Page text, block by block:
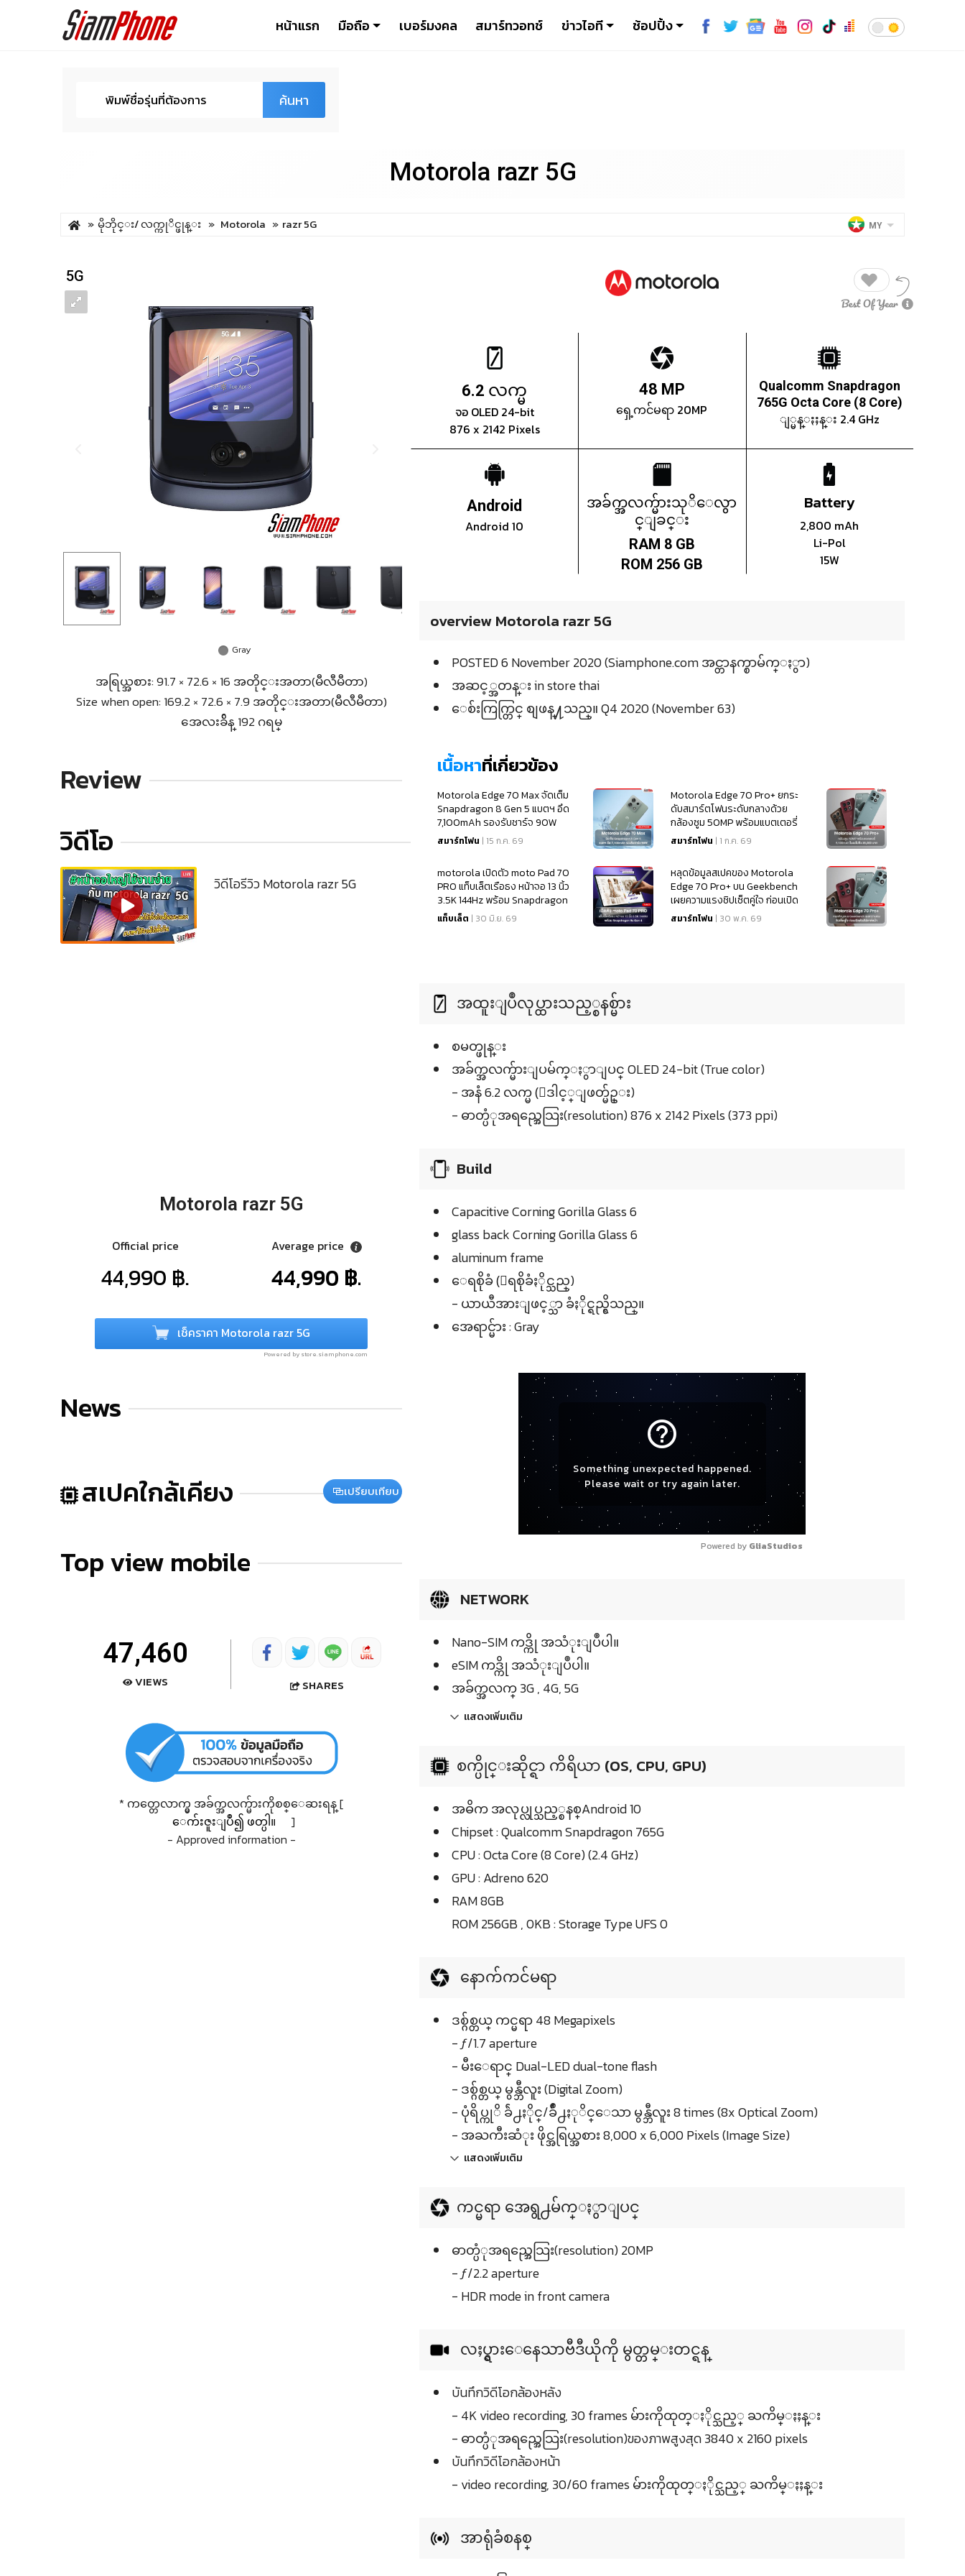
หน้าแรก มือถือ เบอร์มงคล สมาร์ทวอทช์ ข่าวไอที ช้อปปิ้ง
ค้นหา
Motorola razr 5G
မိုဘိုင္း/ လက္ကုိင္ဖုန္း Motorola razr 5G MY
5G
Gray
အရြယ္အစား: 91.7 × 72.6 × 16 အတိုင္းအတာ(မီလီမီတာ)
Size when open: 169.2 × 72.6 × 7.9 အတိုင္းအတာ(မီလီမီတာ)
အေလးခ်ိန္ 192 ဂရမ္
Review
วิดีโอ
วิดีโอรีวิว Motorola razr 5G
Motorola razr 5G
Official price
44,990 ฿.
Average price
44,990 ฿.
เช็คราคา Motorola razr 5G
Powered by store.siamphone.com
News
สเปคใกล้เคียง เปรียบเทียบ
Top view mobile
47,460
VIEWS SHARES
* ကတ္တေလာက္မွ အခ်က္အလက္မ်ားကိုစစ္ေဆးရန္ [
ေက်းဇူးျပဳ၍ ဖတ္ပါ။
]
- Approved information -
6.2 လက္မ
จอ OLED 24-bit
876 x 2142 Pixels
48 MP
ရှေ့ကင်မရာ 20MP
Qualcomm Snapdragon
765G Octa Core (8 Core)
ျ္မန္ႏႈန္း 2.4 GHz
Android
Android 10
အခ်က္အလက္မ်ားသုိေလွာ
င္ျခင္း
RAM 8 GB
ROM 256 GB
Battery
2,800 mAh
Li-Pol
15W
overview Motorola razr 5G
POSTED 6 November 2020 (Siamphone.com အင္တာနက္စာမ်က္ႏွာ)
အဆင့္အတန္း in store thai
ေစ်းကြက္တြင္ စျဖန္႔သည္။ Q4 2020 (November 63)
เนื้อหาที่เกี่ยวข้อง
Motorola Edge 70 Max จัดเต็ม
Snapdragon 8 Gen 5 แบตฯ อึด
7,100mAh รองรับชาร์จ 90W
สมาร์ทโฟน | 15 ก.ค. 69
Motorola Edge 70 Pro+ ยกระ
ดับสมาร์ตโฟนระดับกลางด้วย
กล้องซูม 50MP พร้อมแบตเตอรี่
6,500mAh ในงบไม่ถึง 20,000
สมาร์ทโฟน | 1 ก.ค. 69
motorola เปิดตัว moto Pad 70
PRO แท็บเล็ตเรือธง หน้าจอ 13 นิ้ว
3.5K 144Hz พร้อม Snapdragon
8s Gen 4
แท็บเล็ต | 30 มิ.ย. 69
หลุดข้อมูลสเปคของ Motorola
Edge 70 Pro+ บน Geekbench
เผยความแรงชิปเซ็ตคู่ใจ ก่อนเปิด
ตัวสัปดาห์หน้า
สมาร์ทโฟน | 30 พ.ค. 69
အထူးျပဳလုပ္ထားသည့္စနစ္မ်ား
စမတ္ဖုန္း
အခ်က္အလက္မ်ားျပမ်က္ႏွာျပင္ OLED 24-bit (True color)
- အနံ 6.2 လက္မ (ေဒါင့္ျဖတ္မ်ဥ္း)
- ဓာတ္ပံုအရည္အေသြး(resolution) 876 x 2142 Pixels (373 ppi)
Build
Capacitive Corning Gorilla Glass 6
glass back Corning Gorilla Glass 6
aluminum frame
ေရစိုခံ (ေရစိုခံႏိုင္သည္)
- ယာယီအားျဖင့္သာ ခံႏိုင္ရည္ရွိသည္။
အေရာင္မ်ား : Gray
help_outline
Something unexpected happened.
Please wait or try again later.
Powered by GliaStudios
NETWORK
Nano-SIM ကဒ္ကို အသံုးျပဳပါ။
eSIM ကဒ္ကို အသံုးျပဳပါ။
အခ်က္အလက္ 3G , 4G, 5G
แสดงเพิ่มเติม
စက္ပိုင္းဆိုင္ရာ ကိရိယာ (OS, CPU, GPU)
အဓိက အလုပ္လုပ္သည့္စနစ္Android 10
Chipset : Qualcomm Snapdragon 765G
CPU : Octa Core (8 Core) (2.4 GHz)
GPU : Adreno 620
RAM 8GB
ROM 256GB , 0KB : Storage Type UFS 0
နောက်ကင်မရာ
ဒစ္ဂ်စ္တယ္ ကင္မရာ 48 Megapixels
- ƒ/1.7 aperture
- မီးေရာင္ Dual-LED dual-tone flash
- ဒစ္ဂ်စ္တယ္ မွန္ဘီလူး (Digital Zoom)
- ပုံရိပ္ကုိ ခ်ဲ႕ႏိုင္/ခ်ဳံ႕ႏုိင္ေသာ မွန္ဘီလူး 8 times (8x Optical Zoom)
- အႀကီးဆံုး ဖိုင္အရြယ္အစား 8,000 x 6,000 Pixels (Image Size)
แสดงเพิ่มเติม
ကင္မရာ အေရွ႕မ်က္ႏွာျပင္
ဓာတ္ပံုအရည္အေသြး(resolution) 20MP
- ƒ/2.2 aperture
- HDR mode in front camera
လႈပ္ရွားေနေသာဗီဒီယိုကို မွတ္တမ္းတင္ရန္
บันทึกวิดีโอกล้องหลัง
- 4K video recording, 30 frames မ်ားကိုထုတ္ႏိုင္သည့္ ႀကိမ္ႏႈန္း
- ဓာတ္ပံုအရည္အေသြး(resolution)ของภาพสูงสุด 3840 x 2160 pixels
บันทึกวิดีโอกล้องหน้า
- video recording, 30/60 frames မ်ားကိုထုတ္ႏိုင္သည့္ ႀကိမ္ႏႈန္း
အာရုံခံစနစ္